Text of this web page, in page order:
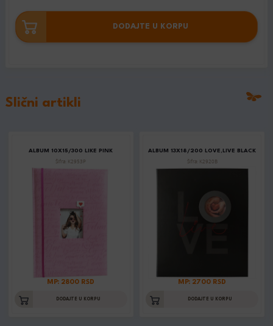
DODAJTE U KORPU
Slični artikli
ALBUM 10X15/300 LIKE PINK
Šifra: K2953P
MP: 2800 RSD
DODAJTE U KORPU
ALBUM 13X18/200 LOVE,LIVE BLACK
Šifra: K2920B
MP: 2700 RSD
DODAJTE U KORPU